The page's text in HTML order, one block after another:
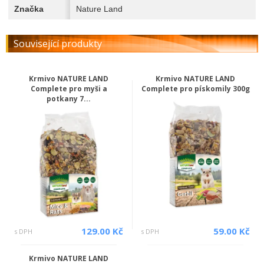
Značka Nature Land
Související produkty
Krmivo NATURE LAND
Complete pro myši a
potkany 7...
s DPH 129.00 Kč
Krmivo NATURE LAND
Complete pro pískomily 300g
s DPH 59.00 Kč
Krmivo NATURE LAND